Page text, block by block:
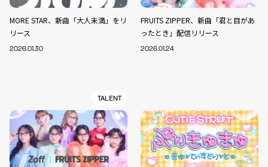
MORE STAR、新曲「大人未満」をリ
リース
2026.01.30
FRUITS ZIPPER、新曲「君と目があ
ったとき」配信リリース
2026.01.24
TALENT